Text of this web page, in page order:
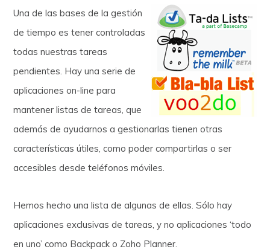
Una de las bases de la gestión
de tiempo es tener controladas
todas nuestras tareas
pendientes. Hay una serie de
aplicaciones on-line para
mantener listas de tareas, que
además de ayudarnos a gestionarlas tienen otras
características útiles, como poder compartirlas o ser
accesibles desde teléfonos móviles.
Hemos hecho una lista de algunas de ellas. Sólo hay
aplicaciones exclusivas de tareas, y no aplicaciones ‘todo
en uno’ como Backpack o Zoho Planner.